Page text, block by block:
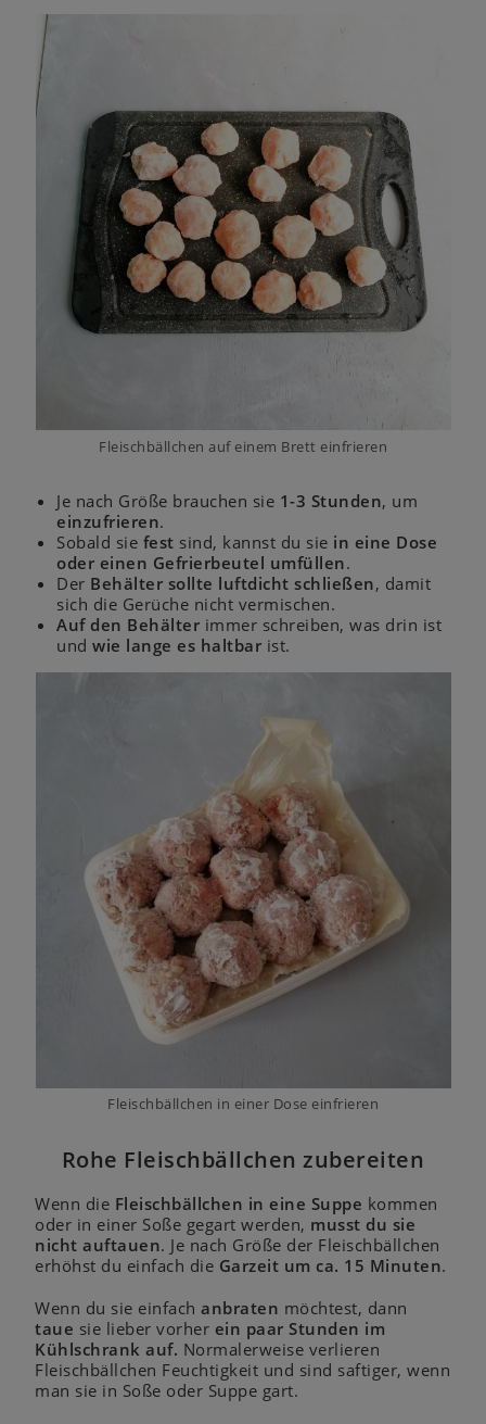
Fleischbällchen auf einem Brett einfrieren
Je nach Größe brauchen sie 1-3 Stunden, um
einzufrieren.
Sobald sie fest sind, kannst du sie in eine Dose
oder einen Gefrierbeutel umfüllen.
Der Behälter sollte luftdicht schließen, damit
sich die Gerüche nicht vermischen.
Auf den Behälter immer schreiben, was drin ist
undwie lange es haltbar ist.
Fleischbällchen in einer Dose einfrieren
Rohe Fleischbällchen zubereiten
Wenn die Fleischbällchen in eine Suppe kommen
oder in einer Soße gegart werden, musst du sie
nicht auftauen. Je nach Größe der Fleischbällchen
erhöhst du einfach die Garzeit um ca. 15 Minuten.
Wenn du sie einfachanbraten möchtest, dann
taue sie lieber vorher ein paar Stunden im
Kühlschrank auf. Normalerweise verlieren
Fleischbällchen Feuchtigkeit und sind saftiger, wenn
man sie in Soße oder Suppe gart.